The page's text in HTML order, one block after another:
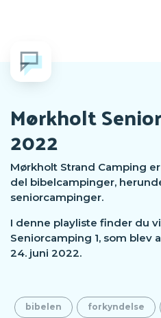
Mørkholt
2022
Mørkholt Strand Camping
del bibelcampinger,
seniorcampinger.
I denne playliste finder du
Seniorcamping 1, som blev
24. juni 2022.
bibelen forkyndelse